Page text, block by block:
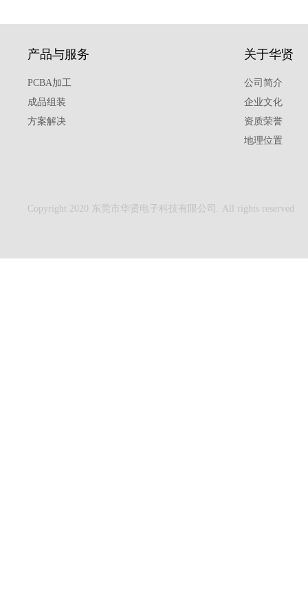
产品与服务
PCBA加工
成品组装
方案解决
关于华贤
公司简介
企业文化
资质荣誉
地理位置
Copyright 2020 东莞市华贤电子科技有限公司. All rights reserved